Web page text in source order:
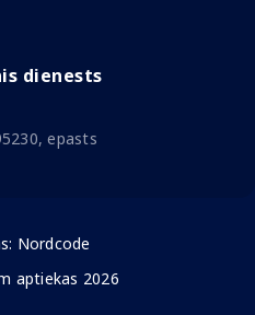
dienests
epasts
Nordcode
aptiekas 2026